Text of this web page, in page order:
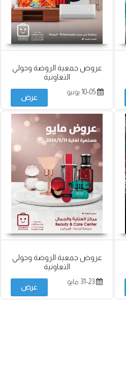
عروض جمعية الروضة وحولي
التعاونية
10-05 يونيو
عرض
عروض جمعية الروضة وحولي
التعاونية
عرض